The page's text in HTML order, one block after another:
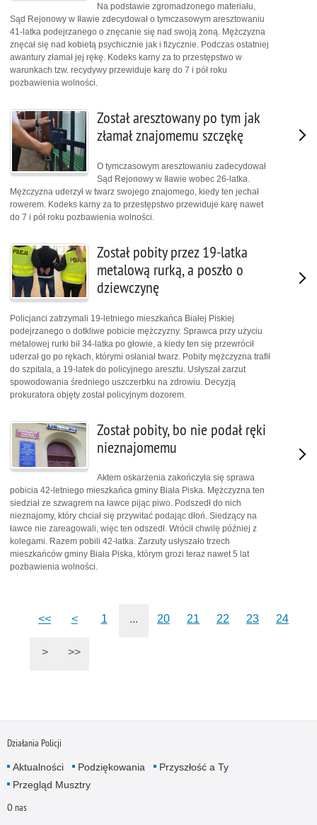
Na podstawie zgromadzonego materiału,
Sąd Rejonowy w Iławie zdecydował o tymczasowym aresztowaniu
41-latka podejrzanego o znęcanie się nad swoją żoną. Mężczyzna
znęcał się nad kobietą psychicznie jak i fizycznie. Podczas ostatniej
awantury złamał jej rękę. Kodeks karny za to przestępstwo w
warunkach tzw. recydywy przewiduje karę do 7 i pół roku
pozbawienia wolności.
Został aresztowany po tym jak
złamał znajomemu szczękę
O tymczasowym aresztowaniu zadecydował
Sąd Rejonowy w Iławie wobec 26-latka.
Mężczyzna uderzył w twarz swojego znajomego, kiedy ten jechał
rowerem. Kodeks karny za to przestępstwo przewiduje karę nawet
do 7 i pół roku pozbawienia wolności.
Został pobity przez 19-latka
metalową rurką, a poszło o
dziewczynę
Policjanci zatrzymali 19-letniego mieszkańca Białej Piskiej
podejrzanego o dotkliwe pobicie mężczyzny. Sprawca przy użyciu
metalowej rurki bił 34-latka po głowie, a kiedy ten się przewrócił
uderzał go po rękach, którymi osłaniał twarz. Pobity mężczyzna trafił
do szpitala, a 19-latek do policyjnego aresztu. Usłyszał zarzut
spowodowania średniego uszczerbku na zdrowiu. Decyzją
prokuratora objęty został policyjnym dozorem.
Został pobity, bo nie podał ręki
nieznajomemu
Aktem oskarżenia zakończyła się sprawa
pobicia 42-letniego mieszkańca gminy Biała Piska. Mężczyzna ten
siedział ze szwagrem na ławce pijąc piwo. Podszedł do nich
nieznajomy, który chciał się przywitać podając dłoń. Siedzący na
ławce nie zareagowali, więc ten odszedł. Wrócił chwilę później z
kolegami. Razem pobili 42-latka. Zarzuty usłyszało trzech
mieszkańców gminy Biała Piska, którym grozi teraz nawet 5 lat
pozbawienia wolności.
<< < 1 ... 20 21 22 23 24
> >>
Działania Policji
Aktualności Podziękowania
Przyszłość a Ty
Przegląd Musztry
O nas